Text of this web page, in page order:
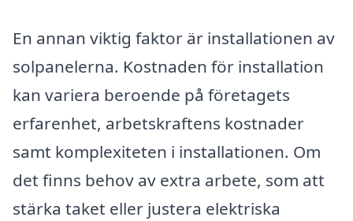
En annan viktig faktor är installationen av
solpanelerna. Kostnaden för installation
kan variera beroende på företagets
erfarenhet, arbetskraftens kostnader
samt komplexiteten i installationen. Om
det finns behov av extra arbete, som att
stärka taket eller justera elektriska